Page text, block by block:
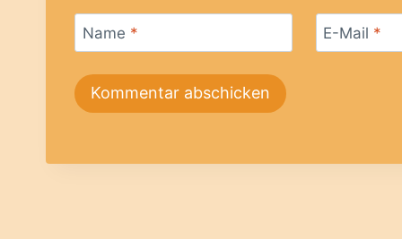
Name * E-Mail *